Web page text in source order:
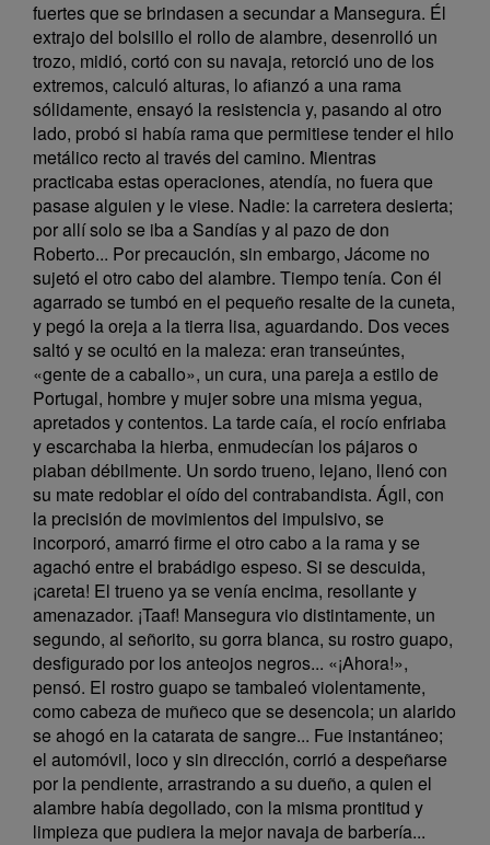
fuertes que se brindasen a secundar a Mansegura. Él
extrajo del bolsillo el rollo de alambre, desenrolló un
trozo, midió, cortó con su navaja, retorció uno de los
extremos, calculó alturas, lo afianzó a una rama
sólidamente, ensayó la resistencia y, pasando al otro
lado, probó si había rama que permitiese tender el hilo
metálico recto al través del camino. Mientras
practicaba estas operaciones, atendía, no fuera que
pasase alguien y le viese. Nadie: la carretera desierta;
por allí solo se iba a Sandías y al pazo de don
Roberto... Por precaución, sin embargo, Jácome no
sujetó el otro cabo del alambre. Tiempo tenía. Con él
agarrado se tumbó en el pequeño resalte de la cuneta,
y pegó la oreja a la tierra lisa, aguardando. Dos veces
saltó y se ocultó en la maleza: eran transeúntes,
«gente de a caballo», un cura, una pareja a estilo de
Portugal, hombre y mujer sobre una misma yegua,
apretados y contentos. La tarde caía, el rocío enfriaba
y escarchaba la hierba, enmudecían los pájaros o
piaban débilmente. Un sordo trueno, lejano, llenó con
su mate redoblar el oído del contrabandista. Ágil, con
la precisión de movimientos del impulsivo, se
incorporó, amarró firme el otro cabo a la rama y se
agachó entre el brabádigo espeso. Si se descuida,
¡careta! El trueno ya se venía encima, resollante y
amenazador. ¡Taaf! Mansegura vio distintamente, un
segundo, al señorito, su gorra blanca, su rostro guapo,
desfigurado por los anteojos negros... «¡Ahora!»,
pensó. El rostro guapo se tambaleó violentamente,
como cabeza de muñeco que se desencola; un alarido
se ahogó en la catarata de sangre... Fue instantáneo;
el automóvil, loco y sin dirección, corrió a despeñarse
por la pendiente, arrastrando a su dueño, a quien el
alambre había degollado, con la misma prontitud y
limpieza que pudiera la mejor navaja de barbería...